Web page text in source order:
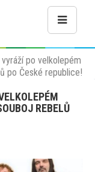
po velkolepém
po České republice!
REBELŮ